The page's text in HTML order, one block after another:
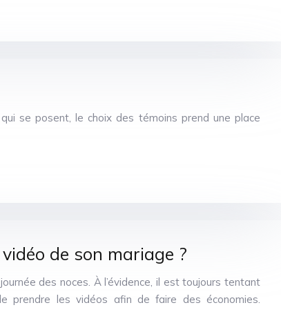
se posent, le choix des témoins prend une place
de son mariage ?
des noces. À l’évidence, il est toujours tentant
prendre les vidéos afin de faire des économies.